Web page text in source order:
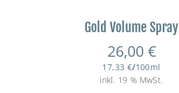
Gold Volume Spray
26,00 €
17,33 €/100ml
inkl. 19 % MwSt.